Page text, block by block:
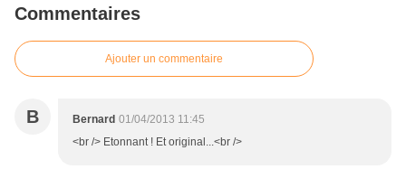
Commentaires
Ajouter un commentaire
B Bernard 01/04/2013 11:45
<br /> Etonnant ! Et original...<br />